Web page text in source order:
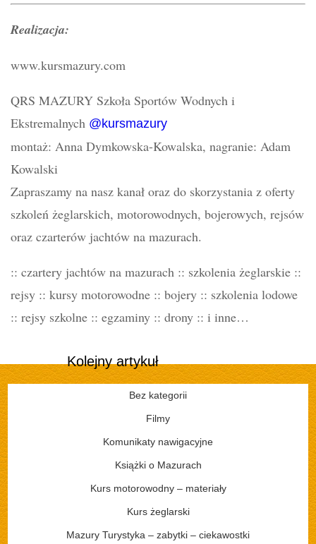
Realizacja:
www.kursmazury.com
QRS MAZURY Szkoła Sportów Wodnych i
Ekstremalnych @kursmazury
montaż: Anna Dymkowska-Kowalska, nagranie: Adam
Kowalski
Zapraszamy na nasz kanał oraz do skorzystania z oferty
szkoleń żeglarskich, motorowodnych, bojerowych, rejsów
oraz czarterów jachtów na mazurach.
:: czartery jachtów na mazurach :: szkolenia żeglarskie ::
rejsy :: kursy motorowodne :: bojery :: szkolenia lodowe
:: rejsy szkolne :: egzaminy :: drony :: i inne…
Kolejny artykuł
Bez kategorii
Filmy
Komunikaty nawigacyjne
Książki o Mazurach
Kurs motorowodny – materiały
Kurs żeglarski
Mazury Turystyka – zabytki – ciekawostki